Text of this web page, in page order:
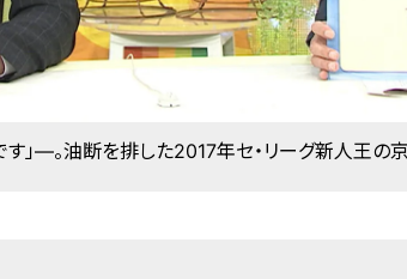
」―。油断を排した2017年セ・リーグ新人王の